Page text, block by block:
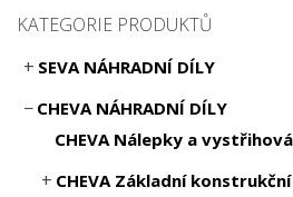
KATEGORIE PRODUKTŮ
SEVA NÁHRADNÍ DÍLY
CHEVA NÁHRADNÍ DÍLY
CHEVA Nálepky a
CHEVA Základní